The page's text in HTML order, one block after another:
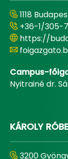
1118
+36-1/305-
https://
Campus-
Nyitrainé dr.
KÁROLY
3200